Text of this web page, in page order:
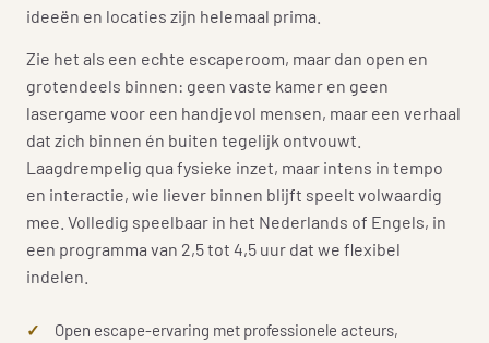
ideeën en locaties zijn helemaal prima.
Zie het als een echte escaperoom, maar dan open en
grotendeels binnen: geen vaste kamer en geen
lasergame voor een handjevol mensen, maar een verhaal
dat zich binnen én buiten tegelijk ontvouwt.
Laagdrempelig qua fysieke inzet, maar intens in tempo
en interactie, wie liever binnen blijft speelt volwaardig
mee. Volledig speelbaar in het Nederlands of Engels, in
een programma van 2,5 tot 4,5 uur dat we flexibel
indelen.
Open escape-ervaring met professionele acteurs,